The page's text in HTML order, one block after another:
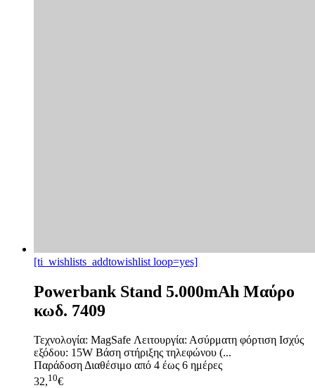
[ti_wishlists_addtowishlist loop=yes]
Powerbank Stand 5.000mAh Μαύρο
κωδ. 7409
Τεχνολογία: MagSafe Λειτουργία: Ασύρματη φόρτιση Ισχύς
εξόδου: 15W Βάση στήριξης τηλεφώνου (...
ΠαράδοσηΔιαθέσιμο από 4 έως 6 ημέρες
32,10€